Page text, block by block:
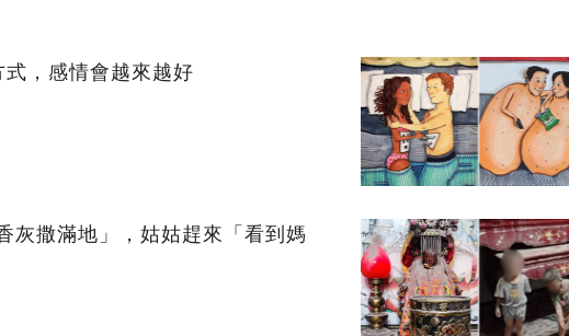
，感情會越來越好
灰撒滿地」，姑姑趕來「看到媽